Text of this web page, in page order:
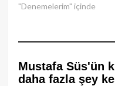
"Denemelerim" içinde
Mustafa Süs'ün
daha fazla şey